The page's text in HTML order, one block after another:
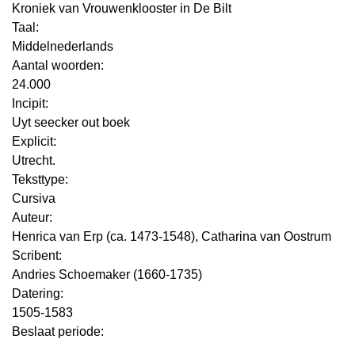
Kroniek van Vrouwenklooster in De Bilt
Taal:
Middelnederlands
Aantal woorden:
24.000
Incipit:
Uyt seecker out boek
Explicit:
Utrecht.
Teksttype:
Cursiva
Auteur:
Henrica van Erp (ca. 1473-1548), Catharina van Oostrum
Scribent:
Andries Schoemaker (1660-1735)
Datering:
1505-1583
Beslaat periode: